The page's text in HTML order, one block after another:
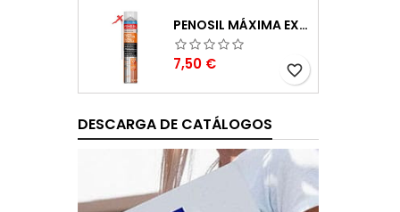
PENOSIL MÁXIMA EXPANSIÓN ESPUMA DE POLIURETANO 750ML
Precio
7,50 € favorite_border
DESCARGA DE CATÁLOGOS